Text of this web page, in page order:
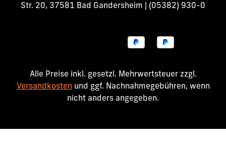
Str. 20, 37581 Bad Gandersheim | (05382) 930-0
Alle Preise inkl. gesetzl. Mehrwertsteuer zzgl.
Versandkosten und ggf. Nachnahmegebühren, wenn
nicht anders angegeben.